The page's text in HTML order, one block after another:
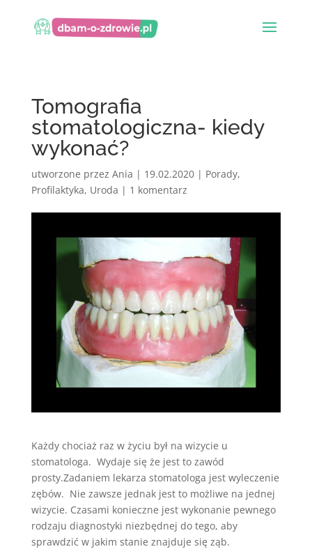
Tomografia
stomatologiczna- kiedy
wykonać?
utworzone przez Ania | 19.02.2020| Porady,
Profilaktyka, Uroda | 1 komentarz
Każdy chociaż raz w życiu był na wizycie u
stomatologa. Wydaje się że jest to zawód
prosty.Zadaniem lekarza stomatologa jest wyleczenie
zębów. Nie zawsze jednak jest to możliwe na jednej
wizycie. Czasami konieczne jest wykonanie pewnego
rodzaju diagnostyki niezbędnej do tego, aby
sprawdzić w jakim stanie znajduje się ząb.